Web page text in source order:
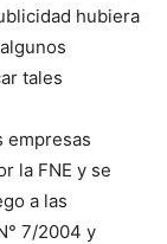
hubiera
tales
empresas
la FNE y se
a las
7/2004 y